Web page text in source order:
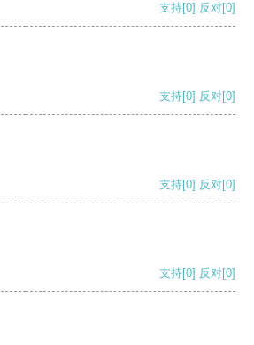
支持[0] 反对[0]
支持[0] 反对[0]
支持[0] 反对[0]
支持[0] 反对[0]